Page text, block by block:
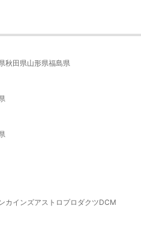
秋田県山形県福島県
カインズアストロプロダクツDCM